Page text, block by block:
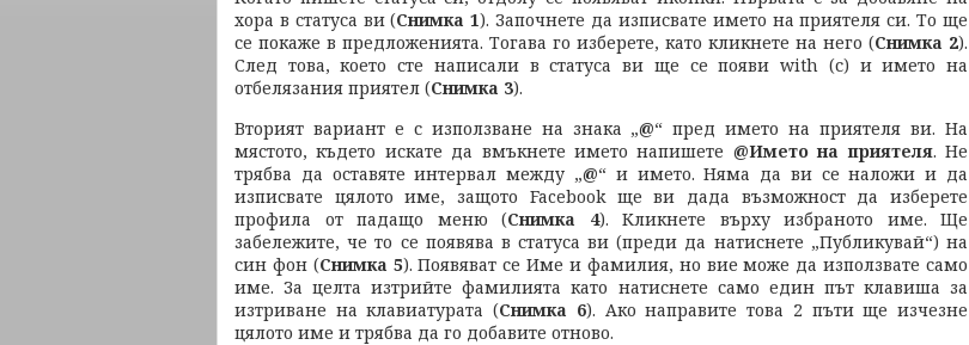
хора в статуса ви (Снимка 1). Започнете да изписвате името на приятеля си. То ще
се покаже в предложенията. Тогава го изберете, като кликнете на него (Снимка 2).
След това, което сте написали в статуса ви ще се появи with (с) и името на
отбелязания приятел (Снимка 3).
Вторият вариант е с използване на знака „@“ пред името на приятеля ви. На
мястото, където искате да вмъкнете името напишете @Името на приятеля. Не
трябва да оставяте интервал между „@“ и името. Няма да ви се наложи и да
изписвате цялото име, защото Facebook ще ви дада възможност да изберете
профила от падащо меню (Снимка 4). Кликнете върху избраното име. Ще
забележите, че то се появява в статуса ви (преди да натиснете „Публикувай“) на
син фон (Снимка 5). Появяват се Име и фамилия, но вие може да използвате само
име. За целта изтрийте фамилията като натиснете само един път клавиша за
изтриване на клавиатурата (Снимка 6). Ако направите това 2 пъти ще изчезне
цялото име и трябва да го добавите отново.